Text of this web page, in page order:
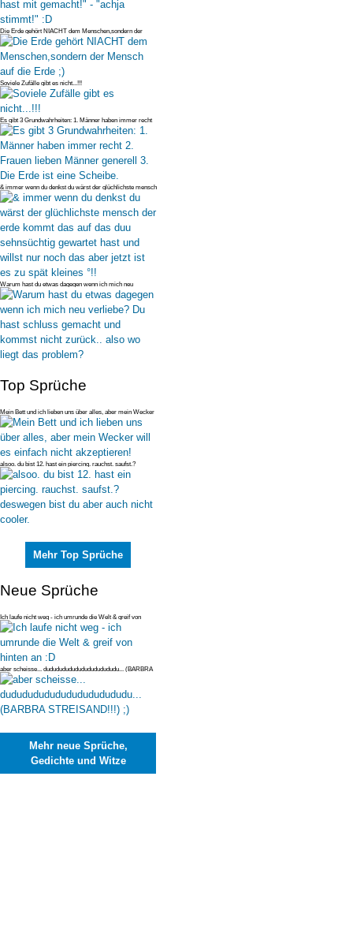
Die Erde gehört NIACHT dem Menschen,sondern der
Mensch auf die Erde ;)
Soviele Zufälle gibt es nicht...!!!
Es gibt 3 Grundwahrheiten: 1. Männer haben immer recht
2. Frauen lieben
& immer wenn du denkst du wärst der glüchlichste mensch
der erde kommt d
Warum hast du etwas dagegen wenn ich mich neu
verliebe? Du hast schluss
Top Sprüche
Mein Bett und ich lieben uns über alles, aber mein Wecker
will es einfac
alsoo. du bist 12. hast ein piercing. rauchst. saufst.?
deswegen bist du
Mehr Top Sprüche
Neue Sprüche
Ich laufe nicht weg - ich umrunde die Welt & greif von
hinten an :D
aber scheisse... dudududududududududududu... (BARBRA
STREISAND!!!) ;)
Mehr neue Sprüche,
Gedichte und Witze